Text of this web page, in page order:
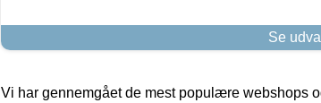
Se
Vi har gennemgået de mest populære webshops